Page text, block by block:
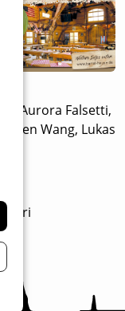
Aurora Falsetti,
Wang, Lukas